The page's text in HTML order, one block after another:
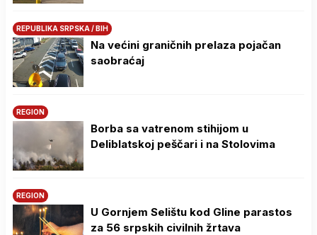
REPUBLIKA SRPSKA / BIH
Na većini graničnih prelaza pojačan
saobraćaj
REGION
Borba sa vatrenom stihijom u
Deliblatskoj peščari i na Stolovima
REGION
U Gornjem Selištu kod Gline parastos
za 56 srpskih civilnih žrtava